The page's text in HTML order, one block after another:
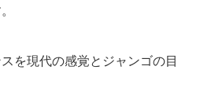
を現代の感覚とジャンゴの目